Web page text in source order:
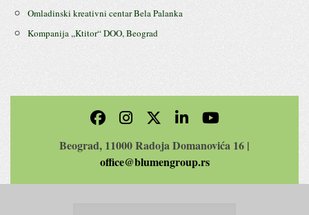
Omladinski kreativni centar Bela Palanka
Kompanija ,,Ktitor“ DOO, Beograd
Beograd, 11000 Radoja Domanovića 16 |
office@blumengroup.rs